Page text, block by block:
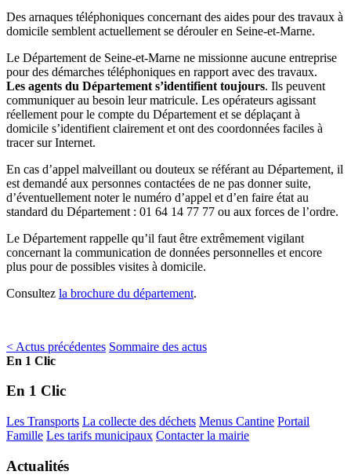
Des arnaques téléphoniques concernant des aides pour des travaux à
domicile semblent actuellement se dérouler en Seine-et-Marne.
Le Département de Seine-et-Marne ne missionne aucune entreprise
pour des démarches téléphoniques en rapport avec des travaux.
Les agents du Département s’identifient toujours. Ils peuvent
communiquer au besoin leur matricule. Les opérateurs agissant
réellement pour le compte du Département et se déplaçant à
domicile s’identifient clairement et ont des coordonnées faciles à
tracer sur Internet.
En cas d’appel malveillant ou douteux se référant au Département, il
est demandé aux personnes contactées de ne pas donner suite,
d’éventuellement noter le numéro d’appel et d’en faire état au
standard du Département : 01 64 14 77 77 ou aux forces de l’ordre.
Le Département rappelle qu’il faut être extrêmement vigilant
concernant la communication de données personnelles et encore
plus pour de possibles visites à domicile.
Consultez la brochure du département.
< Actus précédentes Sommaire des actus
En 1 Clic
En 1 Clic
Les Transports La collecte des déchets Menus Cantine Portail
Famille Les tarifs municipaux Contacter la mairie
Actualités